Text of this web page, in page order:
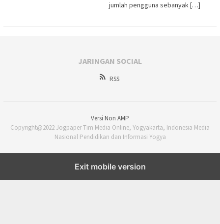
jumlah pengguna sebanyak […]
JARINGAN SOCIAL
RSS
Versi Non AMP
Copyright@2022 Jogpaper Tim Media Online, Yogyakarta, Indonesia Media
Nasional Pendidikan dan Informasi Yogya
Exit mobile version